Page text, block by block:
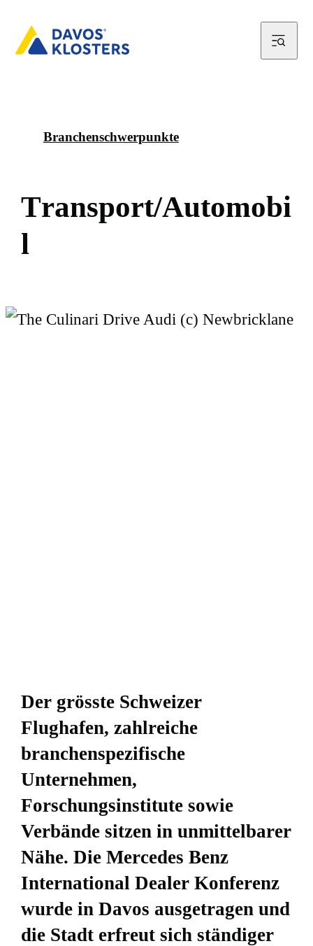
Branchenschwerpunkte
Transport/Automobi
l
Der grösste Schweizer
Flughafen, zahlreiche
branchenspezifische
Unternehmen,
Forschungsinstitute sowie
Verbände sitzen in unmittelbarer
Nähe. Die Mercedes Benz
International Dealer Konferenz
wurde in Davos ausgetragen und
die Stadt erfreut sich ständiger